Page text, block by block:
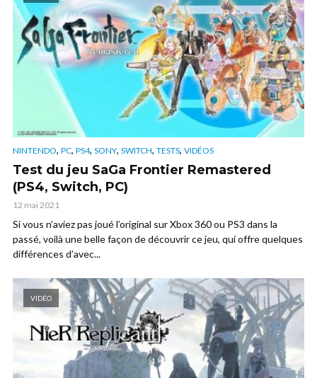
NINTENDO, PC, PS4, SONY, SWITCH, TESTS, VIDÉOS
Test du jeu SaGa Frontier Remastered
(PS4, Switch, PC)
12 mai 2021
Si vous n’aviez pas joué l’original sur Xbox 360 ou PS3 dans la
passé, voilà une belle façon de découvrir ce jeu, qui offre quelques
différences d’avec...
VIDÉO